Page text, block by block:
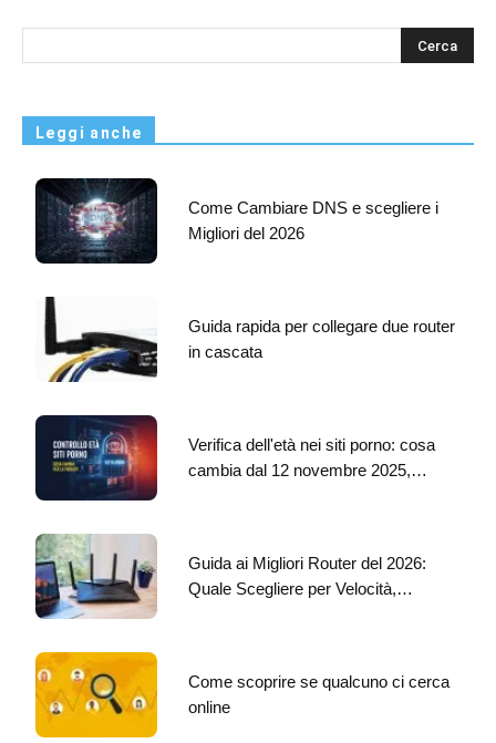
s
Leggi anche
Come Cambiare DNS e scegliere i
Migliori del 2026
Guida rapida per collegare due router
in cascata
Verifica dell'età nei siti porno: cosa
cambia dal 12 novembre 2025,…
Guida ai Migliori Router del 2026:
Quale Scegliere per Velocità,…
Come scoprire se qualcuno ci cerca
online